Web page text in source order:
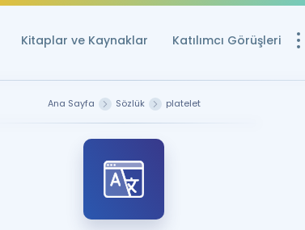
Kitaplar ve Kaynaklar Katılımcı Görüşleri
Ana Sayfa Sözlük platelet